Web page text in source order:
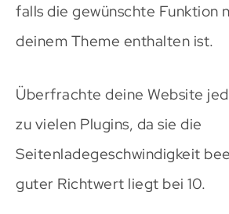
falls die gewünschte Funktion
deinem Theme enthalten ist.
Überfrachte deine Website
zu vielen Plugins, da sie die
Seitenladegeschwindigkeit
guter Richtwert liegt bei 10.